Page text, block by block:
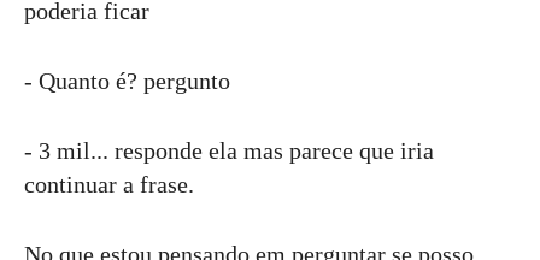
poderia ficar
- Quanto é? pergunto
- 3 mil... responde ela mas parece que iria
continuar a frase.
No que estou pensando em perguntar se posso